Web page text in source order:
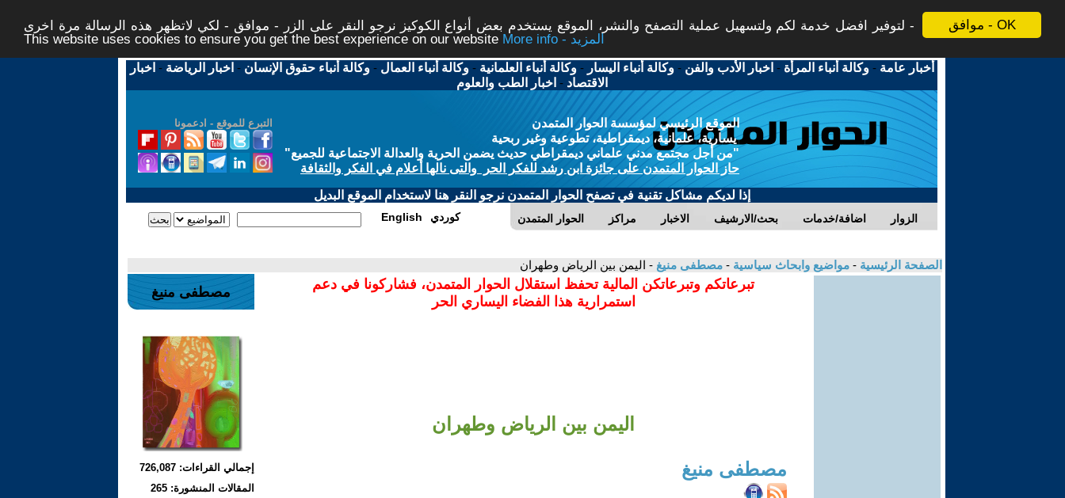
موافق - OK
لتوفير افضل خدمة لكم ولتسهيل عملية التصفح والنشر، الموقع يستخدم بعض أنواع الكوكيز نرجو النقر على الزر - موافق - لكي لاتظهر هذه الرسالة مرة اخرى -
This website uses cookies to ensure you get the best experience on our website
More info - المزيد
أخبار عامة -وكالة أنباء المرأة - اخبار الأدب والفن -وكالة أنباء اليسار -وكالة أنباء العلمانية -وكالة أنباء العمال -وكالة أنباء حقوق الإنسان - اخبار الرياضة - اخبار
الاقتصاد - اخبار الطب والعلوم
التبرع للموقع - ادعمونا
الموقع الرئيسي لمؤسسة الحوار المتمدن
يسارية، علمانية، ديمقراطية، تطوعية وغير ربحية
"من أجل مجتمع مدني علماني ديمقراطي حديث يضمن الحرية والعدالة الاجتماعية للجميع"
حاز الحوار المتمدن على جائزة ابن رشد للفكر الحر والتى نالها أعلام في الفكر والثقافة
إذا لديكم مشاكل تقنية في تصفح الحوار المتمدن نرجو النقر هنا لاستخدام الموقع البديل
الحوار المتمدن مراكز الاخبار بحث/الارشيف اضافة/خدمات الزوار English كوردي
الصفحة الرئيسية - مواضيع وابحاث سياسية - مصطفى منيغ - اليمن بين الرياض وطهران
تبرعاتكم وتبرعاتكن المالية تحفظ استقلال الحوار المتمدن، فشاركونا في دعم
استمرارية هذا الفضاء اليساري الحر
اليمن بين الرياض وطهران
مصطفى منيغ
مصطفى منيغ
إجمالي القراءات: 726,087
المقالات المنشورة: 265